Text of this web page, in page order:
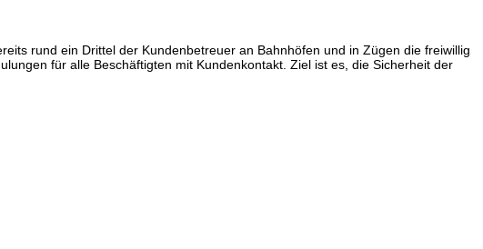
rund ein Drittel der Kundenbetreuer an Bahnhöfen und in Zügen die freiwillig
für alle Beschäftigten mit Kundenkontakt. Ziel ist es, die Sicherheit der